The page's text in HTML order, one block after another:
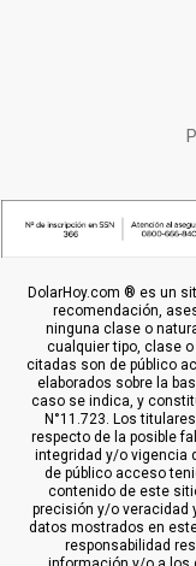
DolarHoy.com ® es un
recomendación,
ninguna clase o
cualquier tipo, clase
citadas son de público
elaborados sobre la
caso se indica, y
N°11.723. Los
respecto de la posible
integridad y/o vigencia
de público acceso
contenido de este
precisión y/o veracidad
datos mostrados en
responsabilidad